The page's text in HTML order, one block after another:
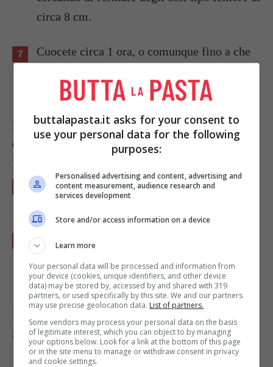
circa 8 cm.
Cuocete circa 1 ora, o comunque fino a che
solide.
Le meringhe devono rimanere bianche.
Controllare la cottura, e se necessario, aprire
leggermente lo sportello del forno.
Lasciate asciugare ancora 1 oretta nel forno
spento.
Assicuratevi di conservare questi
morto alla meringa
altrimenti diventeranno molli.
Le meringhe possono essere conservate per 7-10
giorni se conservate nel modo corretto.
buttalapasta.it asks for your consent to
use your personal data for the following
purposes:
Personalised advertising and content, advertising and
content measurement, audience research and
services development
Store and/or access information on a device
Learn more
Your personal data will be processed and information from
your device (cookies, unique identifiers, and other device
data) may be stored by, accessed by and shared with 319
partners, or used specifically by this site. We and our partners
may use precise geolocation data. List of partners.
Some vendors may process your personal data on the basis
of legitimate interest, which you can object to by managing
your options below. Look for a link at the bottom of this page
or in the site menu to manage or withdraw consent in privacy
and cookie settings.